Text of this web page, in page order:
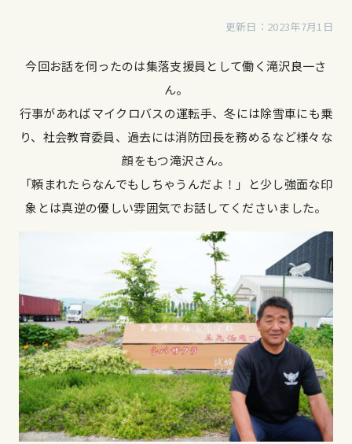
更新日：2023年7月1日
今回お話を伺ったのは集落支援員として働く滝沢良一さ
ん。
行事があればマイクロバスの運転手、冬には除雪車にも乗
り、社会教育委員、過去には消防団長を務めるなど様々な
顔をもつ滝沢さん。
「頼まれたらなんでもしちゃうんだよ！」と少し強面な印
象とは真逆の優しい雰囲気でお話してくださいました。